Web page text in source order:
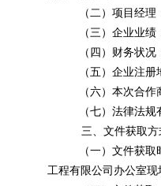
（二）项目经
（三）企业业绩
（四）财务状
（五）企业注
（六）本次合作
（七）法律法规
三、文件获取
（一）文件获
工程有限公司办公室现